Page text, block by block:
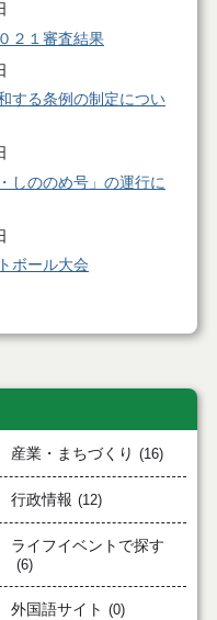
２１審査結果
する条例の制定につい
しののめ号」の運行に
ボール大会
産業・まちづくり (16)
行政情報 (12)
ライフイベントで探す
(6)
外国語サイト (0)